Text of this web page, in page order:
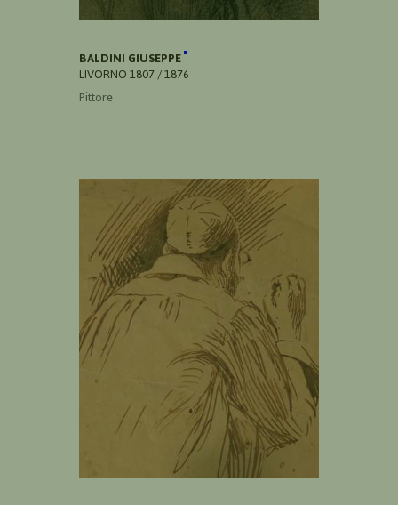
BALDINI GIUSEPPE
LIVORNO 1807 / 1876
Pittore